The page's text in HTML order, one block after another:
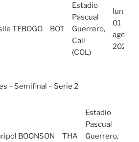
TEBOGO BOT
Estadio
Pascual
Guerrero,
Cali
(COL)
lun,
01
ago
2022
– Semifinal – Serie 2
BOONSON THA
Estadio
Pascual
Guerrero,